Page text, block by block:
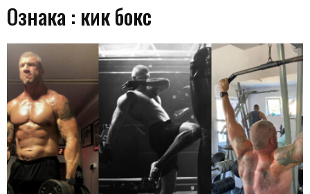
Ознака : кик бокс